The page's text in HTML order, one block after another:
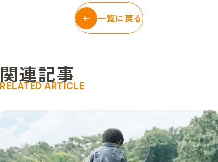
一覧に戻る
関連記事
RELATED ARTICLE